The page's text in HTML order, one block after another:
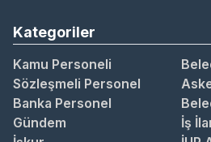
Kategoriler
Kamu Personeli
Sözleşmeli Personel
Banka Personel
Gündem
İş